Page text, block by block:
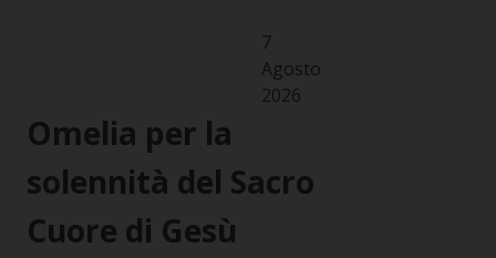
7
Agosto
2026
Omelia per la
solennità del Sacro
Cuore di Gesù